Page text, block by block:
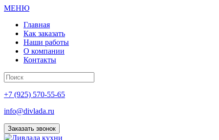
МЕНЮ
Главная
Как заказать
Наши работы
О компании
Контакты
+7 (925) 570-55-65
info@divlada.ru
Заказать звонок